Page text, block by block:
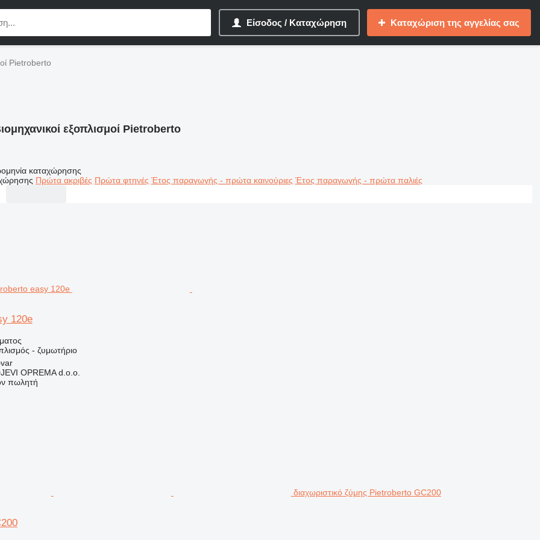
Είσοδος / Καταχώρηση Καταχώριση της αγγελίας σας
Pietroberto
εξοπλισμοί Pietroberto
καταχώρησης
Πρώτα ακριβές Πρώτα φτηνές Έτος παραγωγής - πρώτα καινούριες Έτος παραγωγής - πρώτα παλιές
120e
- ζυμωτήριο
OPREMA d.o.o.
πωλητή
διαχωριστικό ζύμης Pietroberto GC200